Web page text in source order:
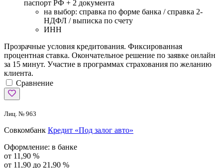
паспорт РФ + 2 документа
на выбор: справка по форме банка / справка 2-
НДФЛ / выписка по счету
ИНН
Прозрачные условия кредитования. Фиксированная
процентная ставка. Окончательное решение по заявке онлайн
за 15 минут. Участие в программах страхования по желанию
клиента.
Сравнение
Лиц. № 963
Совкомбанк Кредит «Под залог авто»
Оформление: в банке
от 11,90 %
от 11,90 до 21,90 %